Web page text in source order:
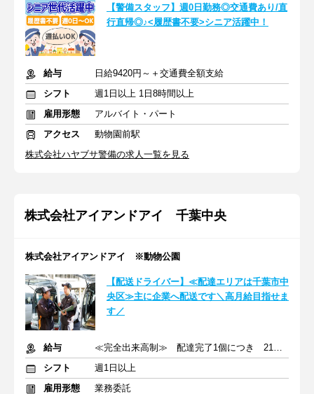
【警備スタッフ】週0日勤務◎交通費あり/直
行直帰◎♪<履歴書不要>シニア活躍中！
給与
日給9420円～＋交通費全額支給
シフト
週1日以上 1日8時間以上
雇用形態
アルバイト・パート
アクセス
動物園前駅
株式会社ハヤブサ警備の求人一覧を見る
株式会社アイアンドアイ 千葉中央
株式会社アイアンドアイ ※動物公園
【配送ドライバー】≪配達エリアは千葉市中
央区≫主に企業へ配送です＼高月給目指せま
す／
給与
≪完全出来高制≫ 配達完了1個につき 210円（税抜）
シフト
週1日以上
雇用形態
業務委託